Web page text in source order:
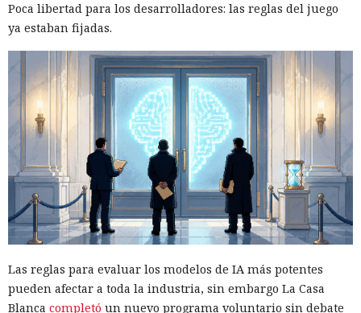
Amor, criptomonedas y
esclavitud: OpenAI descubre
una red internacional de
estafas en ChatGPT
08:06 / 06.08.2026
Estafadores, expertos en cambiar historias, lograban que la
gente entregara voluntariamente sus últimos ahorros
Poca libertad para los desarrolladores: las reglas del juego
ya estaban fijadas.
Las reglas para evaluar los modelos de IA más potentes
pueden afectar a toda la industria, sin embargo La Casa
Blanca completó un nuevo programa voluntario sin debate